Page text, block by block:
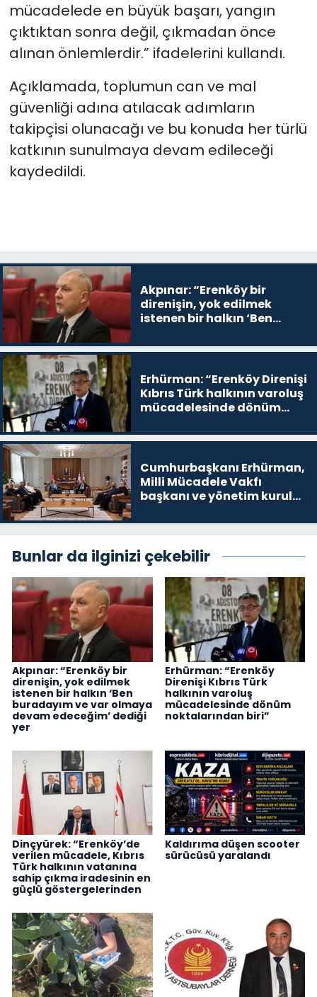
mücadelede en büyük başarı, yangın
çıktıktan sonra değil, çıkmadan önce
alınan önlemlerdir.” ifadelerini kullandı.
Açıklamada, toplumun can ve mal
güvenliği adına atılacak adımların
takipçisi olunacağı ve bu konuda her türlü
katkının sunulmaya devam edileceği
kaydedildi.
Akpınar: “Erenköy bir
direnişin, yok edilmek
istenen bir halkın ‘Ben
devam edeceğim’ dediği
Erhürman: “Erenköy Direnişi
Kıbrıs Türk halkının varoluş
mücadelesinde dönüm
Cumhurbaşkanı Erhürman,
Milli Mücadele Vakfı
başkanı ve yönetim kurulu
Bunlar da ilginizi çekebilir
Akpınar: “Erenköy bir
direnişin, yok edilmek
istenen bir halkın ‘Ben
buradayım ve var olmaya
devam edeceğim’ dediği
yer
Erhürman: “Erenköy
Direnişi Kıbrıs Türk
halkının varoluş
mücadelesinde dönüm
noktalarından biri”
Dinçyürek: “Erenköy’de
verilen mücadele, Kıbrıs
Türk halkının vatanına
sahip çıkma iradesinin en
güçlü göstergelerinden
Kaldırıma düşen scooter
sürücüsü yaralandı